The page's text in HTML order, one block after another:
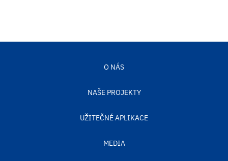
O NÁS
NAŠE PROJEKTY
UŽITEČNÉ APLIKACE
MEDIA